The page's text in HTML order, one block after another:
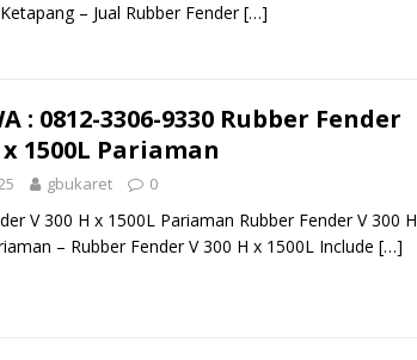
– Jual Rubber Fender[…]
: 0812-3306-9330 Rubber Fender
x 1500L Pariaman
gbukaret 0
V 300 H x 1500L Pariaman Rubber Fender V 300 H
– Rubber Fender V 300 H x 1500L Include […]